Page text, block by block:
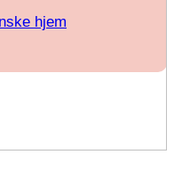
hjem